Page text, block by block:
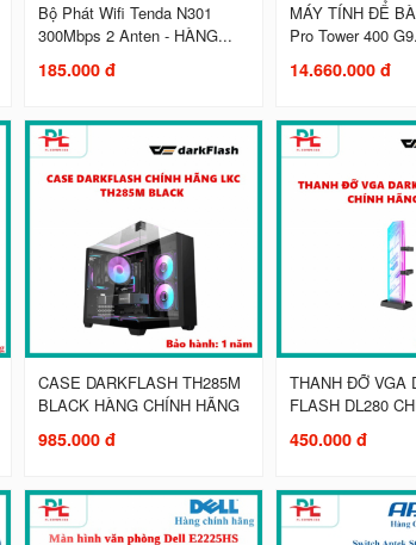
Bộ Phát Wifi Tenda N301
300Mbps 2 Anten - HÀNG...
185.000 đ
MÁY TÍNH ĐỂ
Pro Tower 400
14.660.000 đ
CASE DARKFLASH TH285M
BLACK HÀNG CHÍNH HÃNG
985.000 đ
THANH ĐỠ VGA
FLASH DL280
450.000 đ